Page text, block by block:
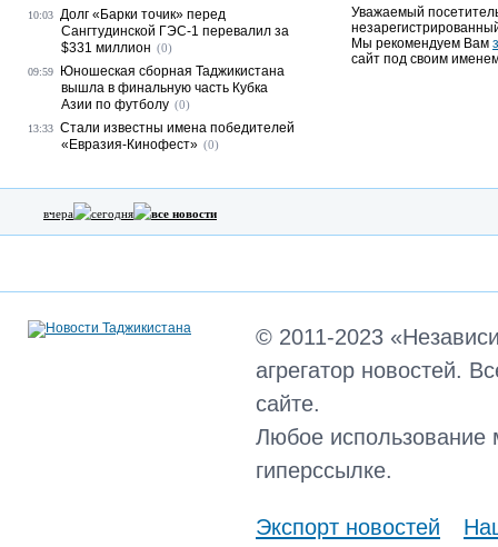
Уважаемый
Мы рекомендуем Вам
сайт под своим
10:03 Долг «Барки точик» перед
Сангтудинской ГЭС-1 перевалил за
$331 миллион (0)
09:59
Юношеская сборная Таджикистана
вышла в финальную часть Кубка
Азии по футболу (0)
13:33 Стали известны имена победителей
«Евразия-Кинофест» (0)
вчера сегодня все новости
© 2011-2023
агрегатор новостей.
сайте.
Любое использование
гиперссылке.
Экспорт новостей